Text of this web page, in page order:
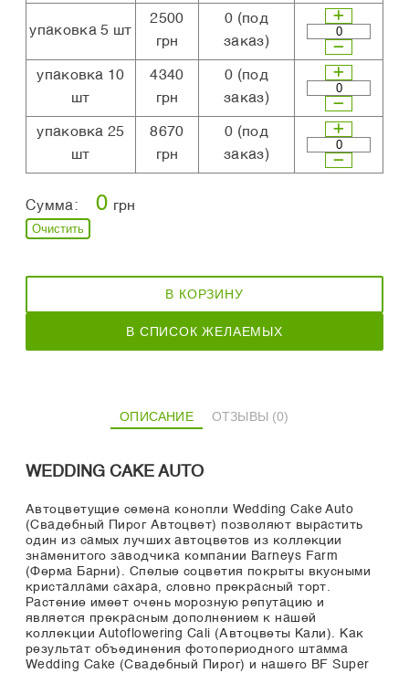
упаковка 5 шт
2500
грн
0 (под
заказ)
упаковка 10
шт
4340
грн
0 (под
заказ)
упаковка 25
шт
8670
грн
0 (под
заказ)
Сумма: 0 грн
Очистить
В КОРЗИНУ
В СПИСОК ЖЕЛАЕМЫХ
ОПИСАНИЕ ОТЗЫВЫ (0)
WEDDING CAKE AUTO
Автоцветущие семена конопли Wedding Cake Auto
(Свадебный Пирог Автоцвет) позволяют вырастить
один из самых лучших автоцветов из коллекции
знаменитого заводчика компании Barneys Farm
(Ферма Барни). Спелые соцветия покрыты вкусными
кристаллами сахара, словно прекрасный торт.
Растение имеет очень морозную репутацию и
является прекрасным дополнением к нашей
коллекции Autoflowering Cali (Автоцветы Кали). Как
результат объединения фотопериодного штамма
Wedding Cake (Свадебный Пирог) и нашего BF Super